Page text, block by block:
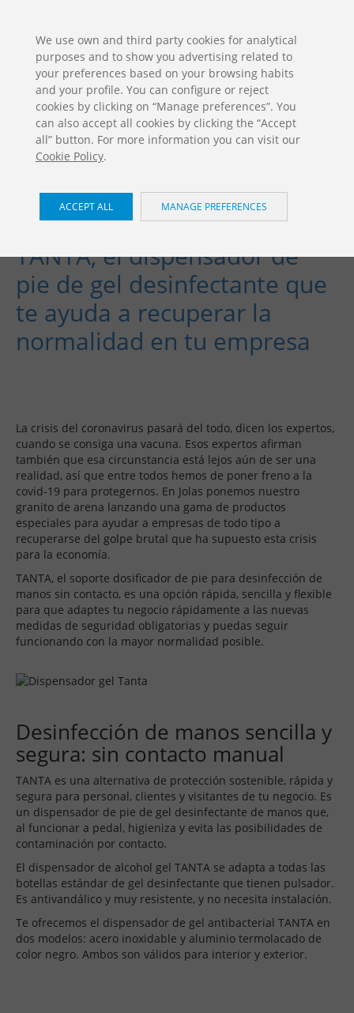
DOWNLOADS
Jolas Catalogue
TANTA, el dispensador de
pie de gel desinfectante que
te ayuda a recuperar la
normalidad en tu empresa
La crisis del coronavirus pasará del todo, dicen los expertos,
cuando se consiga una vacuna. Esos expertos afirman
también que esa circunstancia está lejos aún de ser una
realidad, así que entre todos hemos de poner freno a la
covid-19 para protegernos. En Jolas ponemos nuestro
granito de arena lanzando una gama de productos
especiales para ayudar a empresas de todo tipo a
recuperarse del golpe brutal que ha supuesto esta crisis
para la economía.
TANTA, el soporte dosificador de pie para desinfección de
manos sin contacto, es una opción rápida, sencilla y flexible
para que adaptes tu negocio rápidamente a las nuevas
medidas de seguridad obligatorias y puedas seguir
funcionando con la mayor normalidad posible.
Desinfección de manos sencilla y
segura: sin contacto manual
TANTA es una alternativa de protección sostenible, rápida y
segura para personal, clientes y visitantes de tu negocio. Es
un dispensador de pie de gel desinfectante de manos que,
al funcionar a pedal, higieniza y evita las posibilidades de
contaminación por contacto.
El dispensador de alcohol gel TANTA se adapta a todas las
botellas estándar de gel desinfectante que tienen pulsador.
Es antivandálico y muy resistente, y no necesita instalación.
Te ofrecemos el dispensador de gel antibacterial TANTA en
dos modelos: acero inoxidable y aluminio termolacado de
color negro. Ambos son válidos para interior y exterior.
We use own and third party cookies for analytical
purposes and to show you advertising related to
your preferences based on your browsing habits
and your profile. You can configure or reject
cookies by clicking on “Manage preferences”. You
can also accept all cookies by clicking the “Accept
all” button. For more information you can visit our
Cookie Policy.
ACCEPT ALL MANAGE PREFERENCES